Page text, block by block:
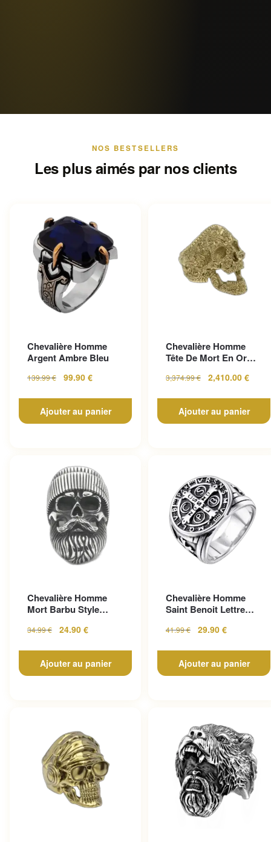
NOS BESTSELLERS
Les plus aimés par nos clients
Chevalière Homme
Argent Ambre Bleu
139.99€ 99.90 €
Ajouter au panier
Chevalière Homme
Tête De Mort En Or
Gothique...
3,374.99€ 2,410.00 €
Ajouter au panier
Chevalière Homme
Mort Barbu Style
Inoxy...
34.99€ 24.90 €
Ajouter au panier
Chevalière Homme
Saint Benoit Lettre
41.99€ 29.90 €
Ajouter au panier